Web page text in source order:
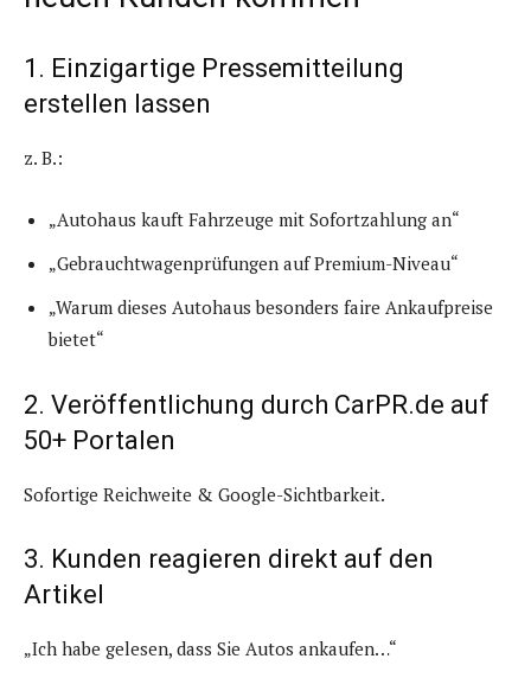
1. Einzigartige Pressemitteilung
erstellen lassen
z. B.:
„Autohaus kauft Fahrzeuge mit Sofortzahlung an“
„Gebrauchtwagenprüfungen auf Premium-Niveau“
„Warum dieses Autohaus besonders faire Ankaufpreise
bietet“
2. Veröffentlichung durch CarPR.de auf
50+ Portalen
Sofortige Reichweite & Google-Sichtbarkeit.
3. Kunden reagieren direkt auf den
Artikel
„Ich habe gelesen, dass Sie Autos ankaufen…“